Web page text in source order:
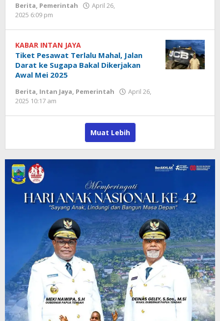
Berita, Pemerintah
April 26,
2025 6:09 pm
Tomei
KABAR INTAN JAYA
Tiket Pesawat Terlalu Mahal, Jalan
Darat ke Sugapa Bakal Dikerjakan
Awal Mei 2025
Berita, Intan Jaya, Pemerintah
April 26,
2025 10:17 am
Tomei
Muat Lebih